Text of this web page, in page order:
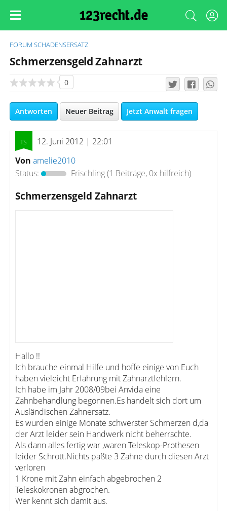
FORUM SCHADENSERSATZ
Schmerzensgeld Zahnarzt
0
Antworten Neuer Beitrag Jetzt Anwalt fragen
12. Juni 2012 | 22:01
Von amelie2010
Status:
Frischling(1 Beiträge, 0x hilfreich)
Schmerzensgeld Zahnarzt
Hallo !!
Ich brauche einmal Hilfe und hoffe einige von Euch
haben vieleicht Erfahrung mit Zahnarztfehlern.
Ich habe im Jahr 2008/09bei Anvida eine
Zahnbehandlung begonnen.Es handelt sich dort um
Ausländischen Zahnersatz.
Es wurden einige Monate schwerster Schmerzen d,da
der Arzt leider sein Handwerk nicht beherrschte.
Als dann alles fertig war ,waren Teleskop-Prothesen
leider Schrott.Nichts paßte 3 Zähne durch diesen Arzt
verloren
1 Krone mit Zahn einfach abgebrochen 2
Teleskokronen abgrochen.
Wer kennt sich damit aus.